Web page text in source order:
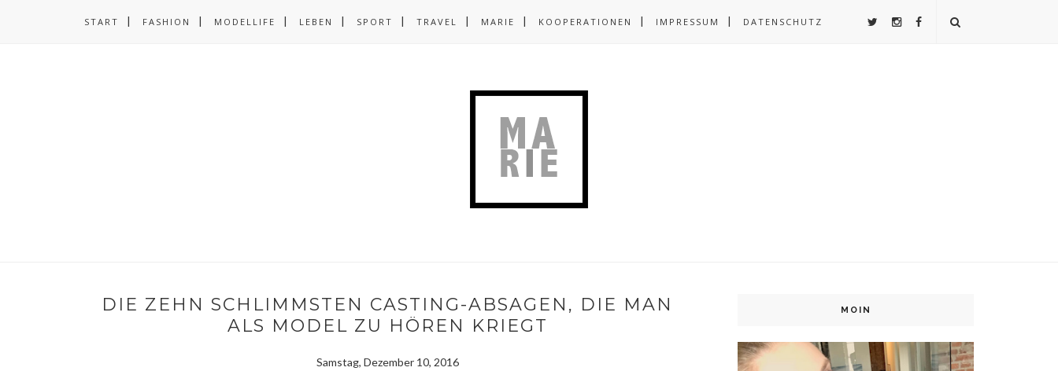
START FASHION MODELLIFE LEBEN SPORT TRAVEL MARIE KOOPERATIONEN IMPRESSUM DATENSCHUTZ
DIE ZEHN SCHLIMMSTEN CASTING-ABSAGEN, DIE MAN
ALS MODEL ZU HÖREN KRIEGT
Samstag, Dezember 10, 2016
MOIN